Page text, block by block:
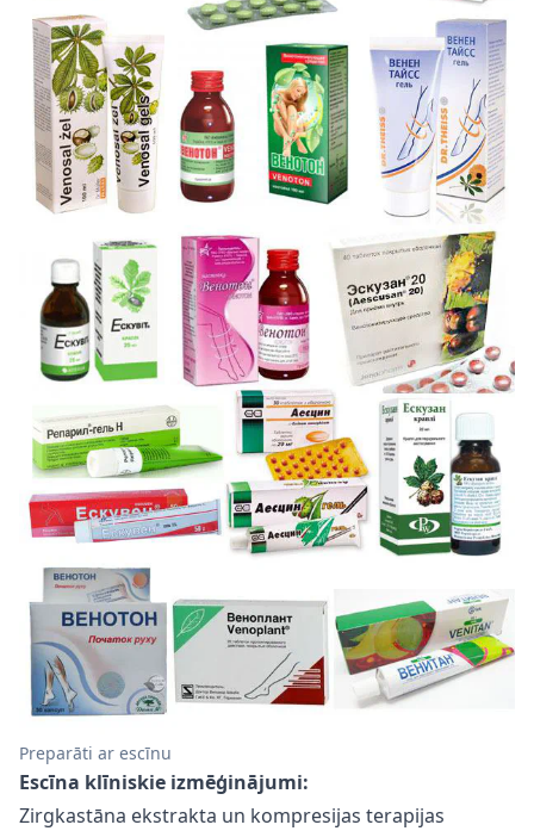
Preparāti ar escīnu
Escīna klīniskie izmēģinājumi:
Zirgkastāna ekstrakta un kompresijas terapijas